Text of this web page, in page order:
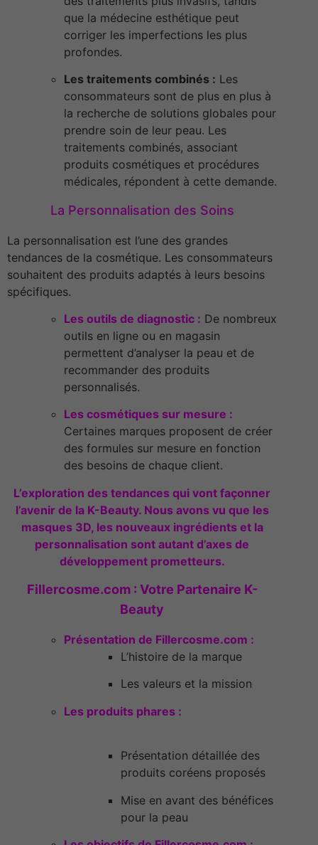
que la médecine esthétique peut
corriger les imperfections les plus
profondes.
Les traitements combinés : Les
consommateurs sont de plus en plus à
la recherche de solutions globales pour
prendre soin de leur peau. Les
traitements combinés, associant
produits cosmétiques et procédures
médicales, répondent à cette demande.
La Personnalisation des Soins
La personnalisation est l’une des grandes
tendances de la cosmétique. Les consommateurs
souhaitent des produits adaptés à leurs besoins
spécifiques.
Les outils de diagnostic : De nombreux
outils en ligne ou en magasin
permettent d’analyser la peau et de
recommander des produits
personnalisés.
Les cosmétiques sur mesure :
Certaines marques proposent de créer
des formules sur mesure en fonction
des besoins de chaque client.
L’exploration des tendances qui vont façonner
l’avenir de la K-Beauty. Nous avons vu que les
masques 3D, les nouveaux ingrédients et la
personnalisation sont autant d’axes de
développement prometteurs.
Fillercosme.com : Votre Partenaire K-
Beauty
Présentation de Fillercosme.com :
L’histoire de la marque
Les valeurs et la mission
Les produits phares :
Présentation détaillée des
produits coréens proposés
Mise en avant des bénéfices
pour la peau